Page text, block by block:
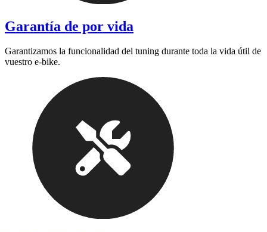
Garantía de por vida
Garantizamos la funcionalidad del tuning durante toda la vida útil de
vuestro e-bike.